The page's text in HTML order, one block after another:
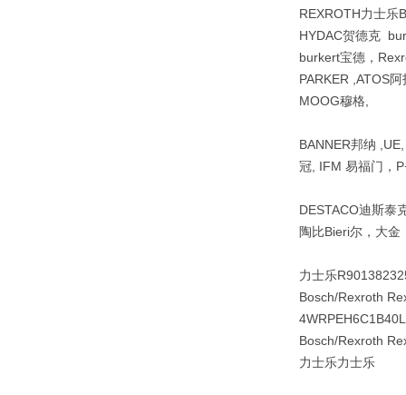
REXROTH力士乐
HYDAC贺德克
burkert宝德，
PARKER ,ATOS
MOOG穆格,
BANNER邦纳
冠, IFM 易福门，
DESTACO迪斯泰
陶比Bieri尔，大金
力士乐
Bosch/Rexroth
Bosch/Rexroth
力士乐力士乐